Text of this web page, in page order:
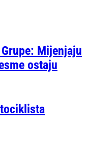
Mijenjaju
ostaju